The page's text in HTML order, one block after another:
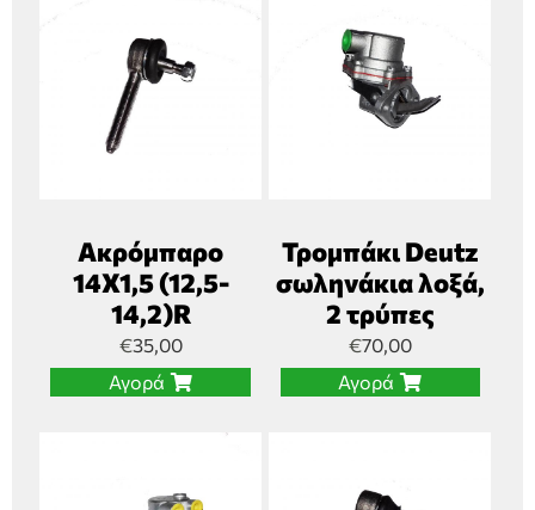
Ακρόμπαρο
14Χ1,5 (12,5-
14,2)R
€35,00
Αγορά
Τρομπάκι Deutz
σωληνάκια λοξά,
2 τρύπες
€70,00
Αγορά